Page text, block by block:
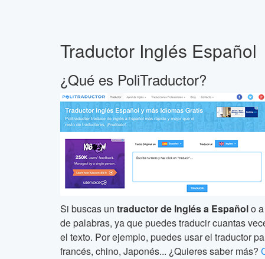
Traductor Inglés Español
¿Qué es PoliTraductor?
Si buscas un traductor de Inglés a Españolo
de palabras, ya que puedes traducir cuantas
el texto. Por ejemplo, puedes usar el traductor
francés, chino, Japonés... ¿Quieres saber más?